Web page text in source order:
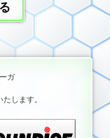
ガ
します。